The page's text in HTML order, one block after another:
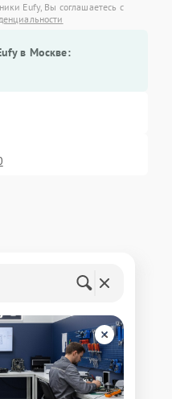
Eufy, Вы соглашаетесь с
в Москве: